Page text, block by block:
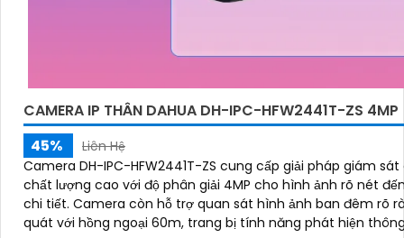
CAMERA IP THÂN DAHUA DH-IPC-HFW2441T-ZS 4MP
45%
Liên Hệ
Camera DH-IPC-HFW2441T-ZS cung cấp giải pháp giám
chất lượng cao với độ phân giải 4MP cho hình ảnh rõ nét
chi tiết. Camera còn hỗ trợ quan sát hình ảnh ban đêm rõ ràng bao
quát với hồng ngoại 60m, trang bị tính năng phát hiện